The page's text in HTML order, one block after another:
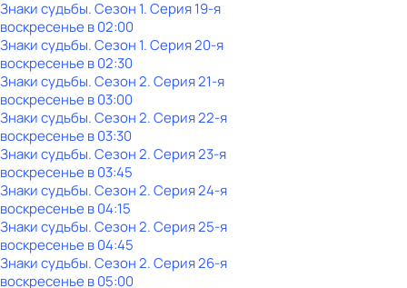
Знаки cyдьбы. Сезон 1. Серия 19-я
воскресенье в02:00
Знаки cyдьбы. Сезон 1. Серия 20-я
воскресенье в02:30
Знаки cyдьбы. Сезон 2. Серия 21-я
воскресенье в03:00
Знаки cyдьбы. Сезон 2. Серия 22-я
воскресенье в03:30
Знаки cyдьбы. Сезон 2. Серия 23-я
воскресенье в03:45
Знаки cyдьбы. Сезон 2. Серия 24-я
воскресенье в04:15
Знаки cyдьбы. Сезон 2. Серия 25-я
воскресенье в04:45
Знаки cyдьбы. Сезон 2. Серия 26-я
воскресенье в05:00